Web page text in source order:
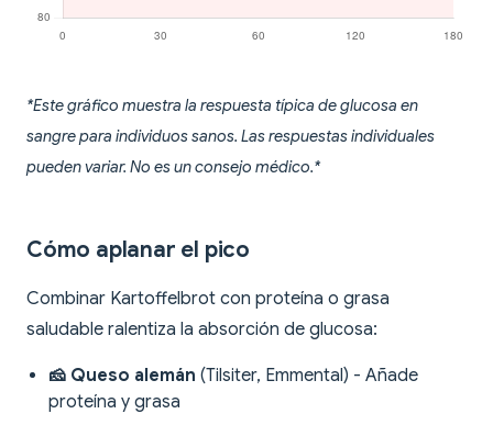
*Este gráfico muestra la respuesta típica de glucosa en
sangre para individuos sanos. Las respuestas individuales
pueden variar. No es un consejo médico.*
Cómo aplanar el pico
Combinar Kartoffelbrot con proteína o grasa
saludable ralentiza la absorción de glucosa:
🧀 Queso alemán (Tilsiter, Emmental) - Añade
proteína y grasa